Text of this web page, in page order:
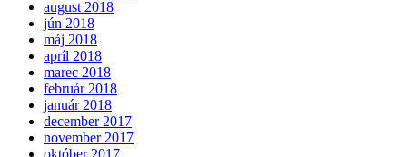
august 2018
jún 2018
máj 2018
apríl 2018
marec 2018
február 2018
január 2018
december 2017
november 2017
október 2017